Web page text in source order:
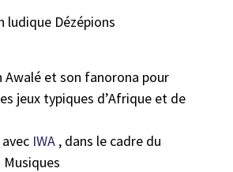
ludique Dézépions
Awalé et son fanorona pour
jeux typiques d’Afrique et de
IWA, dans le cadre du